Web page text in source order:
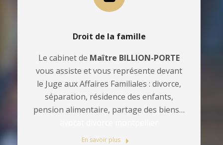
Droit de la famille
Le cabinet de Maître BILLION-PORTE
vous assiste et vous représente devant
le Juge aux Affaires Familiales : divorce,
séparation, résidence des enfants,
pension alimentaire, partage des biens…
En savoir plus